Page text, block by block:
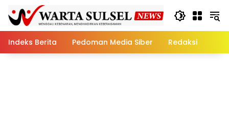
content
Indeks Berita
Pedoman Media Siber Redaksi